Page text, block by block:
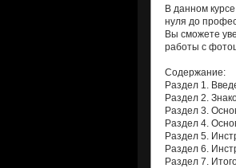
В данном
нуля до
Вы сможете
работы с
Содержание:
Раздел 1.
Раздел 2.
Раздел 3.
Раздел 4.
Раздел 5.
Раздел 6.
Раздел 7.